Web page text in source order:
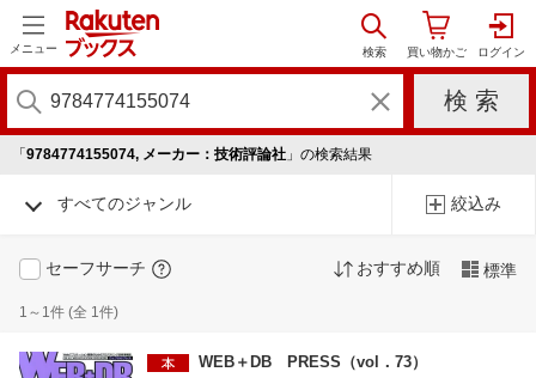
メニュー
「 9784774155074, メーカー：技術評論社 」の検索結果
すべてのジャンル 絞込み
セーフサーチ おすすめ順 標準
1～1件 (全 1件)
WEB＋DB PRESS（vol．73）